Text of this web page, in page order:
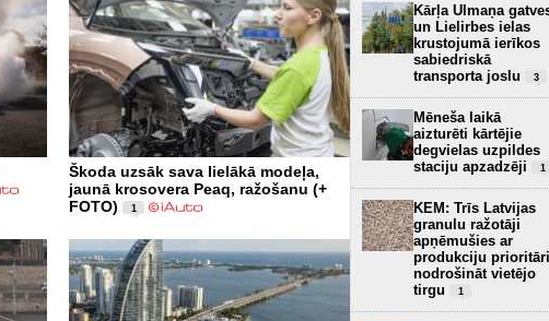
Škoda uzsāk sava lielākā modeļa,
jaunā krosovera Peaq, ražošanu (+
FOTO)
1
Kārļa Ulmaņa
un Lielirbes ielas
krustojumā ierīkos
sabiedriskā
transporta joslu
3
Mēneša laikā
aizturēti kārtējie
degvielas uzpildes
staciju apzadzēji
1
KEM: Trīs Latvijas
granulu ražotāji
apņēmušies ar
produkciju prioritāri
nodrošināt vietējo
tirgu
1